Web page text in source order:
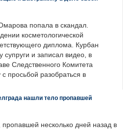
попала в скандал.
косметологической
диплома. Курбан
и записал видео, в
Следственного Комитета
просьбой разобраться в
нашли тело пропавшей
несколько дней назад в